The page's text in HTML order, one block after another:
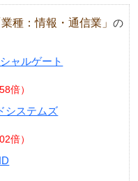
種：情報・通信業」 の
ャルゲート
倍
システムズ
倍